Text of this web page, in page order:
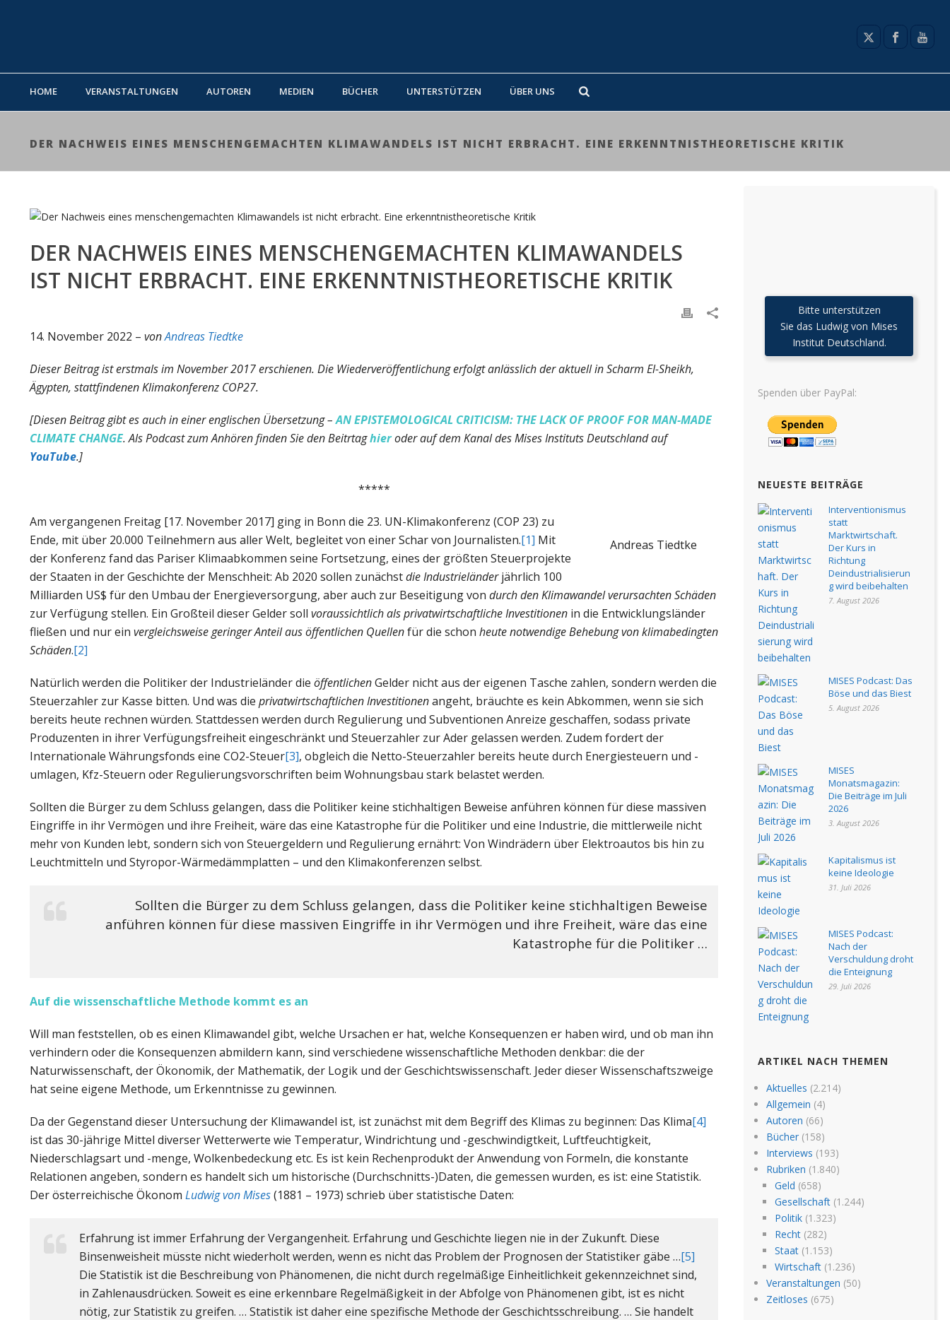
HOME VERANSTALTUNGEN AUTOREN MEDIEN BÜCHER UNTERSTÜTZEN ÜBER UNS
DER NACHWEIS EINES MENSCHENGEMACHTEN KLIMAWANDELS IST NICHT ERBRACHT. EINE ERKENNTNISTHEORETISCHE KRITIK
DER NACHWEIS EINES MENSCHENGEMACHTEN KLIMAWANDELS
IST NICHT ERBRACHT. EINE ERKENNTNISTHEORETISCHE KRITIK
14. November 2022 – vonAndreas Tiedtke
Dieser Beitrag ist erstmals im November 2017 erschienen. Die Wiederveröffentlichung erfolgt anlässlich der aktuell in Scharm El-Sheikh,
Ägypten, stattfindenen Klimakonferenz COP27.
[Diesen Beitrag gibt es auch in einer englischen Übersetzung –AN EPISTEMOLOGICAL CRITICISM: THE LACK OF PROOF FOR MAN-MADE
CLIMATE CHANGE.Als Podcast zum Anhören finden Sie den Beitrtaghieroder auf dem Kanal des Mises Instituts Deutschland auf
YouTube.]
*****
Andreas Tiedtke
Am vergangenen Freitag [17. November 2017] ging in Bonn die 23. UN-Klimakonferenz (COP 23) zu
Ende, mit über 20.000 Teilnehmern aus aller Welt, begleitet von einer Schar von Journalisten.[1] Mit
der Konferenz fand das Pariser Klimaabkommen seine Fortsetzung, eines der größten Steuerprojekte
der Staaten in der Geschichte der Menschheit: Ab 2020 sollen zunächstdie Industrieländerjährlich 100
Milliarden US$ für den Umbau der Energieversorgung, aber auch zur Beseitigung von durch den Klimawandel verursachten Schäden
zur Verfügung stellen. Ein Großteil dieser Gelder soll voraussichtlich als privatwirtschaftliche Investitionen in die Entwicklungsländer
fließen und nur ein vergleichsweise geringer Anteil aus öffentlichen Quellenfür die schon heute notwendige Behebung von klimabedingten
Schäden.[2]
Natürlich werden die Politiker der Industrieländer die öffentlichenGelder nicht aus der eigenen Tasche zahlen, sondern werden die
Steuerzahler zur Kasse bitten. Und was die privatwirtschaftlichen Investitionenangeht, bräuchte es kein Abkommen, wenn sie sich
bereits heute rechnen würden. Stattdessen werden durch Regulierung und Subventionen Anreize geschaffen, sodass private
Produzenten in ihrer Verfügungsfreiheit eingeschränkt und Steuerzahler zur Ader gelassen werden. Zudem fordert der
Internationale Währungsfonds eine CO2-Steuer[3], obgleich die Netto-Steuerzahler bereits heute durch Energiesteuern und -
umlagen, Kfz-Steuern oder Regulierungsvorschriften beim Wohnungsbau stark belastet werden.
Sollten die Bürger zu dem Schluss gelangen, dass die Politiker keine stichhaltigen Beweise anführen können für diese massiven
Eingriffe in ihr Vermögen und ihre Freiheit, wäre das eine Katastrophe für die Politiker und eine Industrie, die mittlerweile nicht
mehr von Kunden lebt, sondern sich von Steuergeldern und Regulierung ernährt: Von Windrädern über Elektroautos bis hin zu
Leuchtmitteln und Styropor-Wärmedämmplatten – und den Klimakonferenzen selbst.
Sollten die Bürger zu dem Schluss gelangen, dass die Politiker keine stichhaltigen Beweise
anführen können für diese massiven Eingriffe in ihr Vermögen und ihre Freiheit, wäre das eine
Katastrophe für die Politiker …
Auf die wissenschaftliche Methode kommt es an
Will man feststellen, ob es einen Klimawandel gibt, welche Ursachen er hat, welche Konsequenzen er haben wird, und ob man ihn
verhindern oder die Konsequenzen abmildern kann, sind verschiedene wissenschaftliche Methoden denkbar: die der
Naturwissenschaft, der Ökonomik, der Mathematik, der Logik und der Geschichtswissenschaft. Jeder dieser Wissenschaftszweige
hat seine eigene Methode, um Erkenntnisse zu gewinnen.
Da der Gegenstand dieser Untersuchung der Klimawandel ist, ist zunächst mit dem Begriff des Klimas zu beginnen: Das Klima[4]
ist das 30-jährige Mittel diverser Wetterwerte wie Temperatur, Windrichtung und -geschwindigtkeit, Luftfeuchtigkeit,
Niederschlagsart und -menge, Wolkenbedeckung etc. Es ist kein Rechenprodukt der Anwendung von Formeln, die konstante
Relationen angeben, sondern es handelt sich um historische (Durchschnitts-)Daten, die gemessen wurden, es ist: eine Statistik.
Der österreichische Ökonom Ludwig von Mises(1881 – 1973) schrieb über statistische Daten:
Erfahrung ist immer Erfahrung der Vergangenheit. Erfahrung und Geschichte liegen nie in der Zukunft. Diese
Binsenweisheit müsste nicht wiederholt werden, wenn es nicht das Problem der Prognosen der Statistiker gäbe …[5]
Die Statistik ist die Beschreibung von Phänomenen, die nicht durch regelmäßige Einheitlichkeit gekennzeichnet sind,
in Zahlenausdrücken. Soweit es eine erkennbare Regelmäßigkeit in der Abfolge von Phänomenen gibt, ist es nicht
nötig, zur Statistik zu greifen. … Statistik ist daher eine spezifische Methode der Geschichtsschreibung. … Sie handelt
Bitte unterstützen
Sie das Ludwig von Mises
Institut Deutschland.
Spenden über PayPal:
NEUESTE BEITRÄGE
Interventionismus
statt
Marktwirtschaft.
Der Kurs in
Richtung
Deindustrialisierun
g wird beibehalten
7. August 2026
MISES Podcast: Das
Böse und das Biest
5. August 2026
MISES
Monatsmagazin:
Die Beiträge im Juli
2026
3. August 2026
Kapitalismus ist
keine Ideologie
31. Juli 2026
MISES Podcast:
Nach der
Verschuldung droht
die Enteignung
29. Juli 2026
ARTIKEL NACH THEMEN
Aktuelles (2.214)
Allgemein (4)
Autoren (66)
Bücher(158)
Interviews (193)
Rubriken (1.840)
Geld (658)
Gesellschaft(1.244)
Politik(1.323)
Recht(282)
Staat(1.153)
Wirtschaft(1.236)
Veranstaltungen (50)
Zeitloses (675)